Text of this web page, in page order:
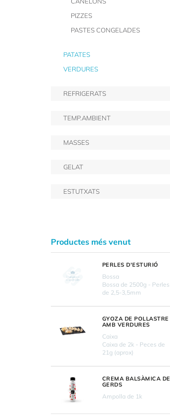
PIZZES
PASTES CONGELADES
PATATES
VERDURES
REFRIGERATS
TEMP.AMBIENT
MASSES
GELAT
ESTUTXATS
Productes més venut
PERLES D'ESTURIÓ
Bossa
Bossa de 2500g - Perles
de 2,5-3,5mm
GYOZA DE POLLASTRE
AMB VERDURES
Caixa
Caixa de 2k - Peces de
21g (aprox)
CREMA BALSÀMICA DE
GERDS
Ampolla de 1k